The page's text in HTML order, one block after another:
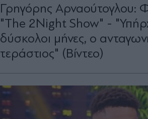
Γρηγόρης Αρναούτογλου:
"The 2Night Show" -
δύσκολοι μήνες, ο
τεράστιος" (Βίντεο)